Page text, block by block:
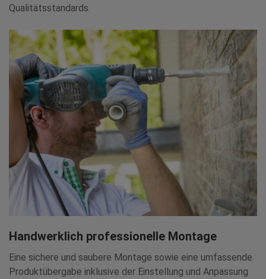
Qualitätsstandards.
Handwerklich professionelle Montage
Eine sichere und saubere Montage sowie eine umfassende
Produktübergabe inklusive der Einstellung und Anpassung